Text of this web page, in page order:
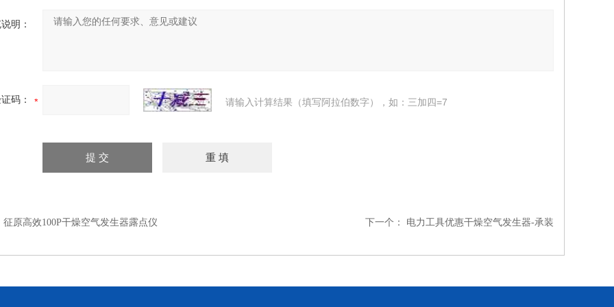
明：
码： 请输入计算结果（填写阿拉伯数字），如：三加四=7
征原高效100P干燥空气发生器露点仪 下一个： 电力工具优惠干燥空气发生器-承装